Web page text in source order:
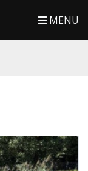
MENU